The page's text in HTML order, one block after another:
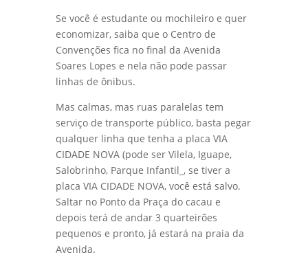
Se você é estudante ou mochileiro e quer
economizar, saiba que o Centro de
Convenções fica no final da Avenida
Soares Lopes e nela não pode passar
linhas de ônibus.
Mas calmas, mas ruas paralelas tem
serviço de transporte público, basta pegar
qualquer linha que tenha a placa VIA
CIDADE NOVA (pode ser Vilela, Iguape,
Salobrinho, Parque Infantil_, se tiver a
placa VIA CIDADE NOVA, você está salvo.
Saltar no Ponto da Praça do cacau e
depois terá de andar 3 quarteirões
pequenos e pronto, já estará na praia da
Avenida.